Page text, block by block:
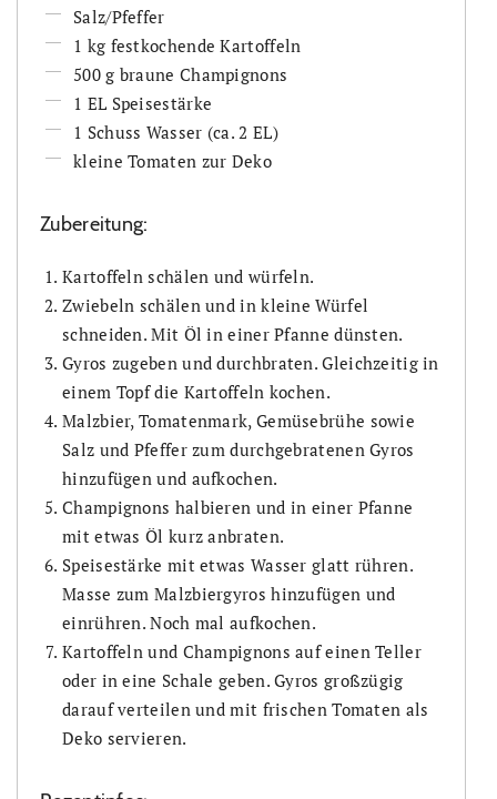
Salz/Pfeffer
1 kg festkochende Kartoffeln
500 g braune Champignons
1 EL Speisestärke
1 Schuss Wasser (ca. 2 EL)
kleine Tomaten zur Deko
Zubereitung:
Kartoffeln schälen und würfeln.
Zwiebeln schälen und in kleine Würfel
schneiden. Mit Öl in einer Pfanne dünsten.
Gyros zugeben und durchbraten. Gleichzeitig in
einem Topf die Kartoffeln kochen.
Malzbier, Tomatenmark, Gemüsebrühe sowie
Salz und Pfeffer zum durchgebratenen Gyros
hinzufügen und aufkochen.
Champignons halbieren und in einer Pfanne
mit etwas Öl kurz anbraten.
Speisestärke mit etwas Wasser glatt rühren.
Masse zum Malzbiergyros hinzufügen und
einrühren. Noch mal aufkochen.
Kartoffeln und Champignons auf einen Teller
oder in eine Schale geben. Gyros großzügig
darauf verteilen und mit frischen Tomaten als
Deko servieren.